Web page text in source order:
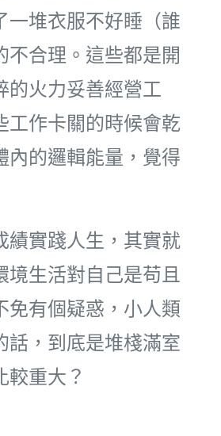
一堆衣服不好睡（誰
合理。這些都是開
的火力妥善經營工
工作卡關的時候會乾
內的邏輯能量，覺得
績實踐人生，其實就
境生活對自己是苟且
免有個疑惑，小人類
話，到底是堆棧滿室
重大？